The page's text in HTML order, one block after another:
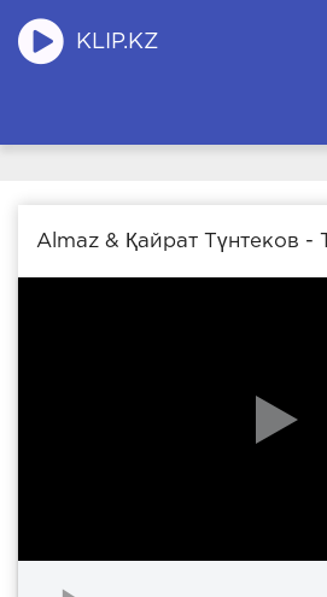
KLIP.KZ
Almaz & Қайрат Түнтеков -